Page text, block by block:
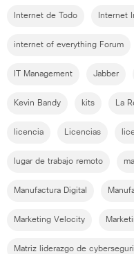
Internet de Todo Internet
internet of everything Forum
IT Management Jabber
Kevin Bandy kits La
licencia Licencias
lugar de trabajo remoto
Manufactura Digital
Marketing Velocity
Matriz liderazgo de